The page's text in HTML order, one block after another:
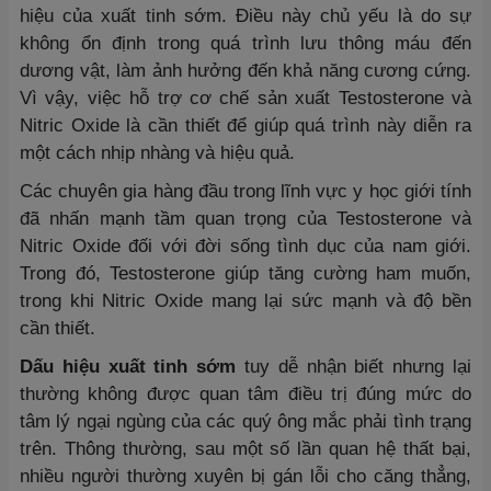
hiệu của xuất tinh sớm. Điều này chủ yếu là do sự
không ổn định trong quá trình lưu thông máu đến
dương vật, làm ảnh hưởng đến khả năng cương cứng.
Vì vậy, việc hỗ trợ cơ chế sản xuất Testosterone và
Nitric Oxide là cần thiết để giúp quá trình này diễn ra
một cách nhịp nhàng và hiệu quả.
Các chuyên gia hàng đầu trong lĩnh vực y học giới tính
đã nhấn mạnh tầm quan trọng của Testosterone và
Nitric Oxide đối với đời sống tình dục của nam giới.
Trong đó, Testosterone giúp tăng cường ham muốn,
trong khi Nitric Oxide mang lại sức mạnh và độ bền
cần thiết.
Dấu hiệu xuất tinh sớm tuy dễ nhận biết nhưng lại
thường không được quan tâm điều trị đúng mức do
tâm lý ngại ngùng của các quý ông mắc phải tình trạng
trên. Thông thường, sau một số lần quan hệ thất bại,
nhiều người thường xuyên bị gán lỗi cho căng thẳng,